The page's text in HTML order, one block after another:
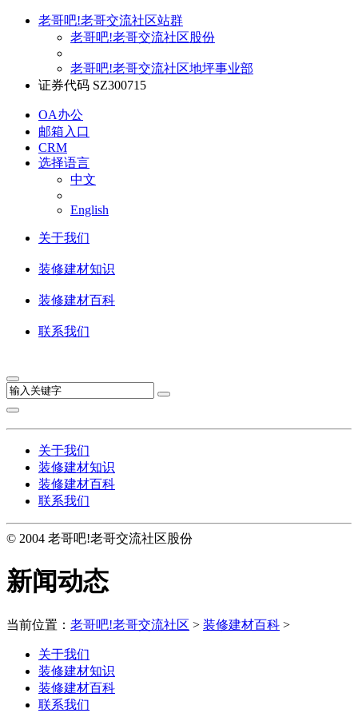
老哥吧!老哥交流社区站群
老哥吧!老哥交流社区股份
老哥吧!老哥交流社区地坪事业部
证券代码 SZ300715
OA办公
邮箱入口
CRM
选择语言
中文
English
关于我们
装修建材知识
装修建材百科
联系我们
关于我们
装修建材知识
装修建材百科
联系我们
© 2004 老哥吧!老哥交流社区股份
新闻动态
当前位置： 老哥吧!老哥交流社区 > 装修建材百科 >
关于我们
装修建材知识
装修建材百科
联系我们